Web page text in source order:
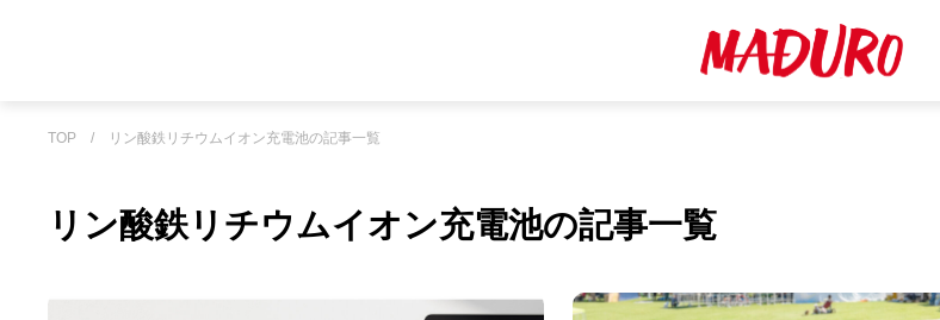
TOP / リン酸鉄リチウムイオン充電池の記事一覧
リン酸鉄リチウムイオン充電池の記事一覧